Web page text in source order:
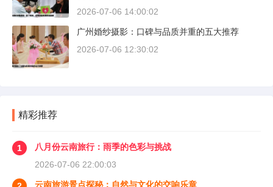
2026-07-06 14:00:02
广州婚纱摄影：口碑与品质并重的五大推荐
2026-07-06 12:30:02
精彩推荐
1
八月份云南旅行：雨季的色彩与挑战
2026-07-06 22:00:03
云南旅游景点探秘：自然与文化的交响乐章